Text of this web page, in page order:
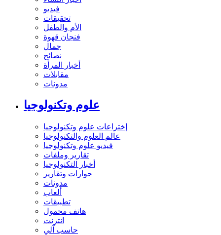
فيديو
تحقيقات
الأم والطفل
فنجان قهوة
جمال
نصائح
أخبار المرأة
مقابلات
مدونات
علوم وتكنولوجيا
إختراعات علوم وتكنولوجيا
عالم العلوم والتكنولوجيا
فيديو علوم وتكنولوجيا
تقارير وملفات
أخبار التكنولوجيا
حوارات وتقارير
مدونات
ألعاب
تطبيقات
هاتف محمول
انترنت
حاسب آلي